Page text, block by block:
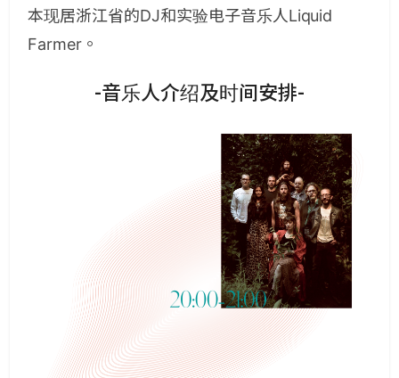
本现居浙江省的DJ和实验电子音乐人Liquid
Farmer。
-音乐人介绍及时间安排-